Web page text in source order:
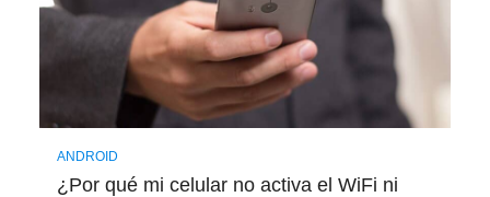
ANDROID
¿Por qué mi celular no activa el WiFi ni